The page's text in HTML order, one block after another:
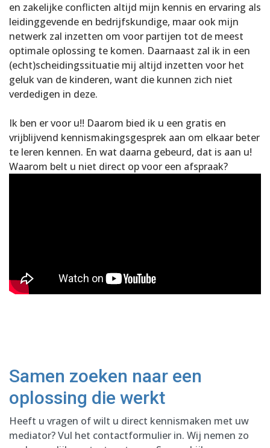
en zakelijke conflicten altijd mijn kennis en ervaring als
leidinggevende en bedrijfskundige, maar ook mijn
netwerk zal inzetten om voor partijen tot de meest
optimale oplossing te komen. Daarnaast zal ik in een
(echt)scheidingssituatie mij altijd inzetten voor het
geluk van de kinderen, want die kunnen zich niet
verdedigen in deze.
Ik ben er voor u!! Daarom bied ik u een gratis en
vrijblijvend kennismakingsgesprek aan om elkaar beter
te leren kennen. En wat daarna gebeurd, dat is aan u!
Waarom belt u niet direct op voor een afspraak?
Samen zoeken naar een
oplossing die werkt
Heeft u vragen of wilt u direct kennismaken met uw
mediator? Vul het contactformulier in. Wij nemen zo